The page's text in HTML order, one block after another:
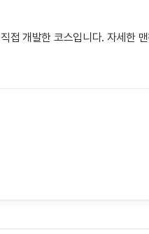
접 개발한 코스입니다. 자세한